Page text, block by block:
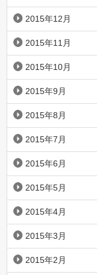
2015年12月
2015年11月
2015年10月
2015年9月
2015年8月
2015年7月
2015年6月
2015年5月
2015年4月
2015年3月
2015年2月